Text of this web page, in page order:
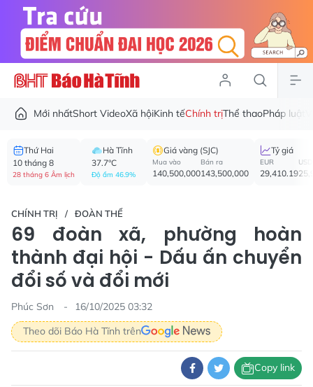
Mới nhấtShort VideoXã hộiKinh tếChính trịThể thaoPháp luật
Thứ Hai
10 tháng 8
28 tháng 6 Âm lịch
Hà Tĩnh
37.7°C
Độ ẩm 46.9%
Giá vàng (SJC)
Mua vào
140,500,000
Bán ra
143,500,000
Tỷ giá
EUR
29,410.19
USD
CHÍNH TRỊ ĐOÀN THỂ
69 đoàn xã, phường hoàn
thành đại hội - Dấu ấn chuyển
đổi số và đổi mới
Phúc Sơn
16/10/2025 03:32
Theo dõi Báo Hà Tĩnh trên
Copy link